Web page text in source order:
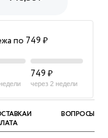
по 749 ₽
749 ₽
через 2 недели
И
ВОПРОСЫ